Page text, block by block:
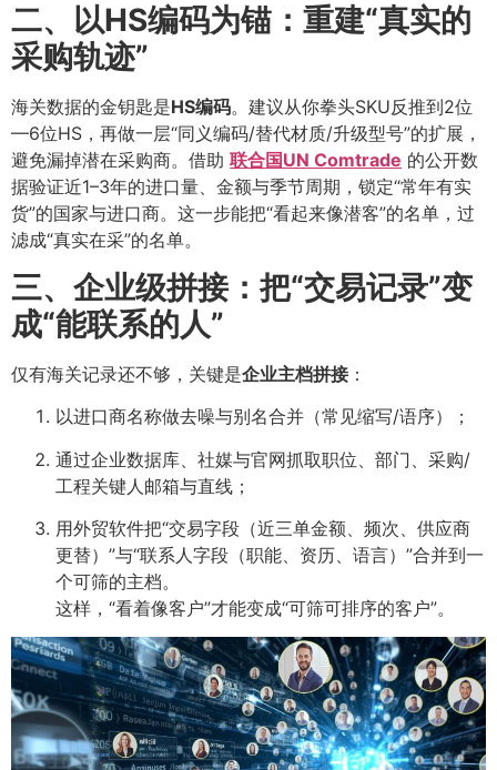
二、以HS编码为锚：重建“真实的
采购轨迹”
海关数据的金钥匙是HS编码。建议从你拳头SKU反推到2位
—6位HS，再做一层“同义编码/替代材质/升级型号”的扩展，
避免漏掉潜在采购商。借助 联合国UN Comtrade 的公开数
据验证近1–3年的进口量、金额与季节周期，锁定“常年有实
货”的国家与进口商。这一步能把“看起来像潜客”的名单，过
滤成“真实在采”的名单。
三、企业级拼接：把“交易记录”变
成“能联系的人”
仅有海关记录还不够，关键是企业主档拼接：
以进口商名称做去噪与别名合并（常见缩写/语序）；
通过企业数据库、社媒与官网抓取职位、部门、采购/
工程关键人邮箱与直线；
用外贸软件把“交易字段（近三单金额、频次、供应商
更替）”与“联系人字段（职能、资历、语言）”合并到一
个可筛的主档。
这样，“看着像客户”才能变成“可筛可排序的客户”。